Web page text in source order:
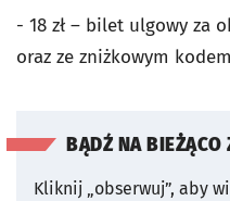
- 18 zł – bilet ulgowy za
oraz ze zniżkowym
BĄDŹ NA BIEŻĄCO
Kliknij „obserwuj”, aby